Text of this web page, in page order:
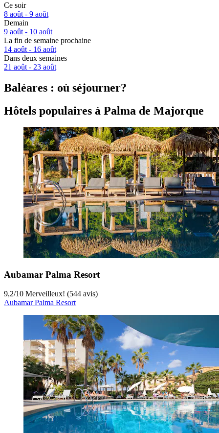
Ce soir
8 août - 9 août
Demain
9 août - 10 août
La fin de semaine prochaine
14 août - 16 août
Dans deux semaines
21 août - 23 août
Baléares : où séjourner?
Hôtels populaires à Palma de Majorque
Aubamar Palma Resort
9,2/10 Merveilleux! (544 avis)
Aubamar Palma Resort